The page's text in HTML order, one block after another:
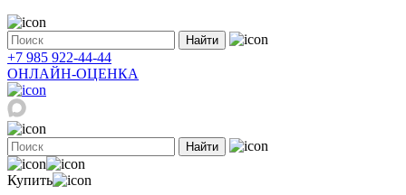
Найти
+7 985 922-44-44
ОНЛАЙН-ОЦЕНКА
Найти
Купить